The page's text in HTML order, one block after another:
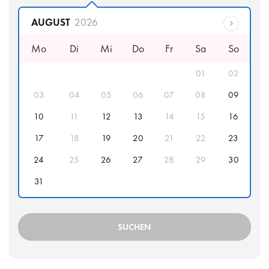
AUGUST 2026
Mo Di Mi Do Fr Sa So
01
02
03
04 05 06 07 08
09
10
11 12 13 14 15
16
17
18 19 20 21 22
23
24
25 26 27 28 29
30
31